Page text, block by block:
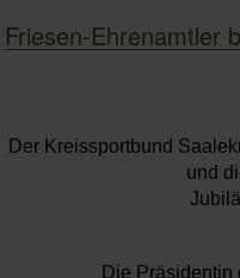
Friesen-Ehrenamtler
Der Kreissportbund
und
Die